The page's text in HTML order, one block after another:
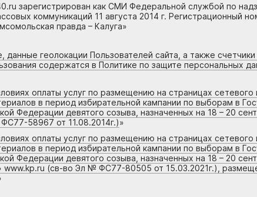
зарегистрирован как СМИ Федеральной службой по
коммуникаций 11 августа 2014 г. Регистрационный
правда – Калуга»
данные геолокации Пользователей сайта, а также
содержатся в Политике по защите персональных
оплаты услуг по размещению на страницах
в период избирательной кампании по выборам в
Федерации девятого созыва, назначенных на 18 – 20
58967 от 11.08.2014г.)»
оплаты услуг по размещению на страницах
в период избирательной кампании по выборам в
Федерации девятого созыва, назначенных на 18 – 20
www.kp.ru (св-во Эл № ФС77-80505 от 15.03.2021г.),